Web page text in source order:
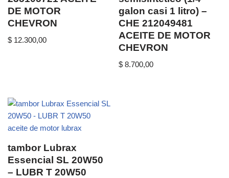
DE MOTOR
CHEVRON
$ 12.300,00
galon casi 1 litro) –
CHE 212049481
ACEITE DE MOTOR
CHEVRON
$ 8.700,00
tambor Lubrax
Essencial SL 20W50
– LUBR T 20W50